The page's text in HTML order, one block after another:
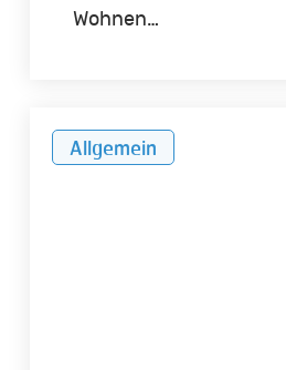
Wohnen…
Allgemein